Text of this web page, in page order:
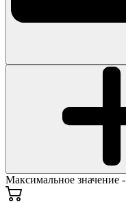
Максимальное значение -